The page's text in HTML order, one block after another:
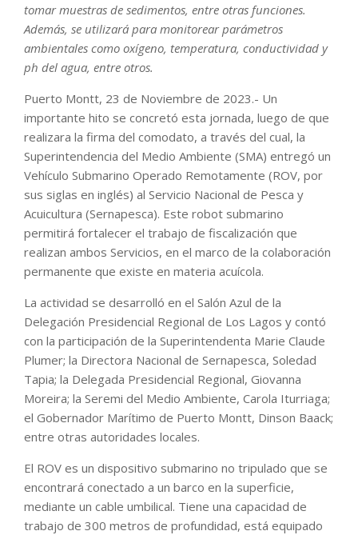
tomar muestras de sedimentos, entre otras funciones.
Además, se utilizará para monitorear parámetros
ambientales como oxígeno, temperatura, conductividad y
ph del agua, entre otros.
Puerto Montt, 23 de Noviembre de 2023.- Un
importante hito se concretó esta jornada, luego de que
realizara la firma del comodato, a través del cual, la
Superintendencia del Medio Ambiente (SMA) entregó un
Vehículo Submarino Operado Remotamente (ROV, por
sus siglas en inglés) al Servicio Nacional de Pesca y
Acuicultura (Sernapesca). Este robot submarino
permitirá fortalecer el trabajo de fiscalización que
realizan ambos Servicios, en el marco de la colaboración
permanente que existe en materia acuícola.
La actividad se desarrolló en el Salón Azul de la
Delegación Presidencial Regional de Los Lagos y contó
con la participación de la Superintendenta Marie Claude
Plumer; la Directora Nacional de Sernapesca, Soledad
Tapia; la Delegada Presidencial Regional, Giovanna
Moreira; la Seremi del Medio Ambiente, Carola Iturriaga;
el Gobernador Marítimo de Puerto Montt, Dinson Baack;
entre otras autoridades locales.
El ROV es un dispositivo submarino no tripulado que se
encontrará conectado a un barco en la superficie,
mediante un cable umbilical. Tiene una capacidad de
trabajo de 300 metros de profundidad, está equipado